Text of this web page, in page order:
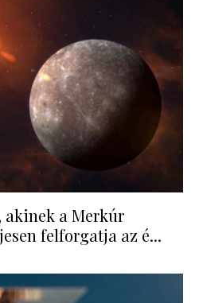
akinek a Merkúr
felforgatja az é...